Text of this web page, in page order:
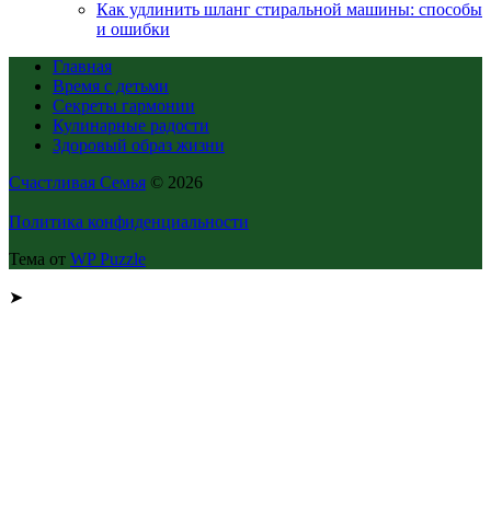
Как удлинить шланг стиральной машины: способы
и ошибки
Главная
Время с детьми
Секреты гармонии
Кулинарные радости
Здоровый образ жизни
Счастливая Семья © 2026
Политика конфиденциальности
Тема от WP Puzzle
➤